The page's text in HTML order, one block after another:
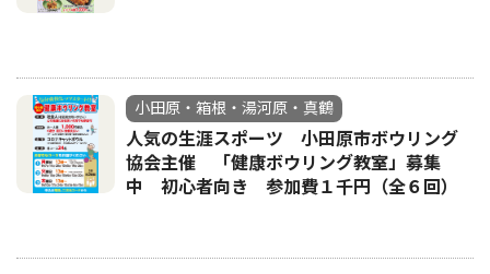
小田原・箱根・湯河原・真鶴
人気の生涯スポーツ 小田原市ボウリング
協会主催 「健康ボウリング教室」募集
中 初心者向き 参加費１千円（全６回）